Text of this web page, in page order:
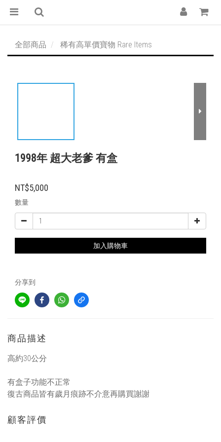
全部商品 稀有高單價寶物 Rare Items
1998年 超大老爹 有盒
NT$5,000
數量
加入購物車
分享到
商品描述
高約30公分
有盒子功能不正常
復古商品皆有歲月痕跡不介意再購買謝謝
顧客評價